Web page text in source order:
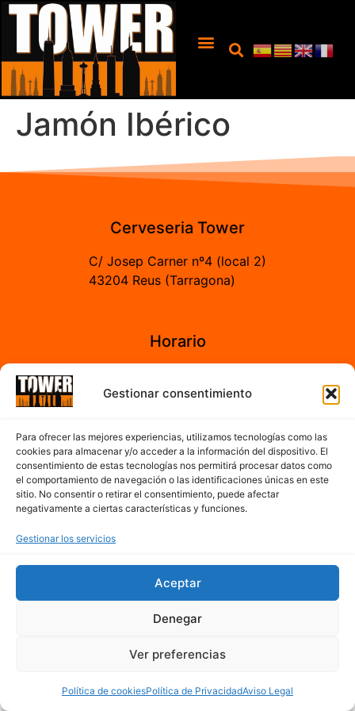
Gestionar consentimiento
Para ofrecer las mejores experiencias, utilizamos tecnologías como las
cookies para almacenar y/o acceder a la información del dispositivo. El
consentimiento de estas tecnologías nos permitirá procesar datos como
el comportamiento de navegación o las identificaciones únicas en este
sitio. No consentir o retirar el consentimiento, puede afectar
negativamente a ciertas características y funciones.
Gestionar los servicios
Aceptar
Denegar
Ver preferencias
Política de cookiesPolítica de PrivacidadAviso Legal
Jamón Ibérico
Cerveseria Tower
C/ Josep Carner nº4 (local 2)
43204 Reus (Tarragona)
Horario
A partir de las 7:00h hasta 17:00h de la tarde
De Lunes a Sábado
Contacto
977 300 763
cerveseriatower@hotmail.com
Mapa del sitio